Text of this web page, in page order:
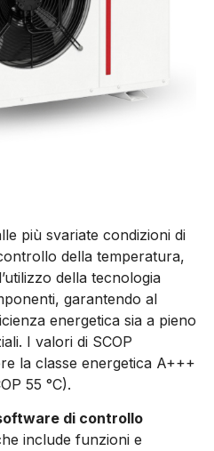
più svariate condizioni di
della temperatura,
della tecnologia
garantendo al
energetica sia a pieno
I valori di SCOP
la classe energetica A+++
55 °C).
di controllo
include funzioni e